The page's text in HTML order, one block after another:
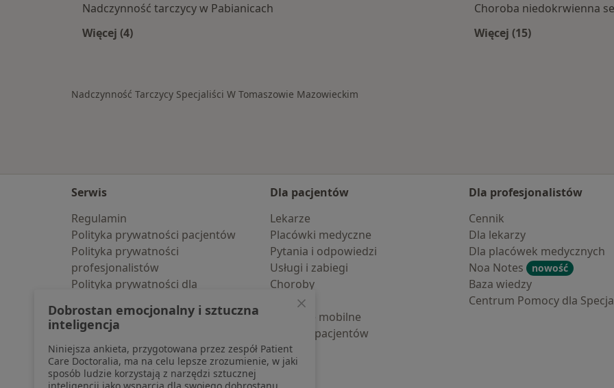
Nadczynność tarczycy w Pabianicach
Więcej (4)
Choroba niedokrwienna
Więcej (15)
Nadczynność Tarczycy Specjaliści W Tomaszowie Mazowieckim
Serwis
Regulamin
Polityka prywatności pacjentów
Polityka prywatności
profesjonalistów
Polityka prywatności dla
pozyskaliśmy samodzielnie
Polityka cookies
Jak działają wyniki wyszukiwania
Dostępność
O nas
Dla pacjentów
Lekarze
Placówki medyczne
Pytania i odpowiedzi
Usługi i zabiegi
Choroby
Pomoc
Aplikacje mobilne
Blog dla pacjentów
Dla profesjonalistów
Cennik
Dla lekarzy
Dla placówek medycznych
Noa Notes
nowość
Baza wiedzy
Centrum Pomocy dla
Dobrostan emocjonalny i sztuczna
inteligencja
Niniejsza ankieta, przygotowana przez zespół Patient
Care Doctoralia, ma na celu lepsze zrozumienie, w jaki
sposób ludzie korzystają z narzędzi sztucznej